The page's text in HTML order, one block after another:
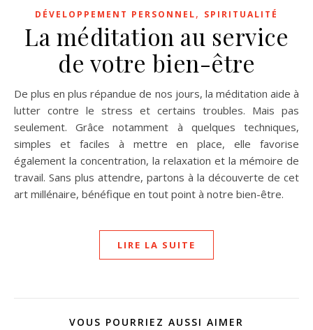
DÉVELOPPEMENT PERSONNEL, SPIRITUALITÉ
La méditation au service
de votre bien-être
De plus en plus répandue de nos jours, la méditation aide à
lutter contre le stress et certains troubles. Mais pas
seulement. Grâce notamment à quelques techniques,
simples et faciles à mettre en place, elle favorise
également la concentration, la relaxation et la mémoire de
travail. Sans plus attendre, partons à la découverte de cet
art millénaire, bénéfique en tout point à notre bien-être.
LIRE LA SUITE
VOUS POURRIEZ AUSSI AIMER